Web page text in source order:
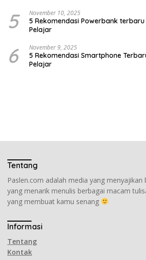
5 November 10, 2025
5 Rekomendasi Powerbank terbaru
Pelajar
6 November 9, 2025
5 Rekomendasi Smartphone
Pelajar
Tentang
Paslen.com adalah media yang menyajikan
yang menarik menulis berbagai macam
yang membuat kamu senang
Informasi
Tentang
Kontak